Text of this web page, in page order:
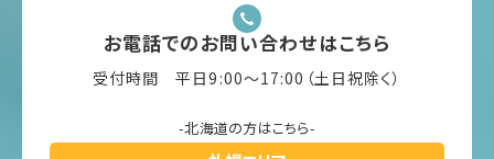
お電話でのお問い合わせはこちら
受付時間 平日9:00〜17:00（土日祝除く）
-北海道の方はこちら-